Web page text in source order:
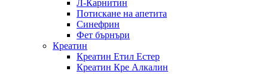
Л-Карнитин
Потискане на апетита
Синефрин
Фет бърнъри
Креатин
Креатин Етил Естер
Креатин Кре Алкалин